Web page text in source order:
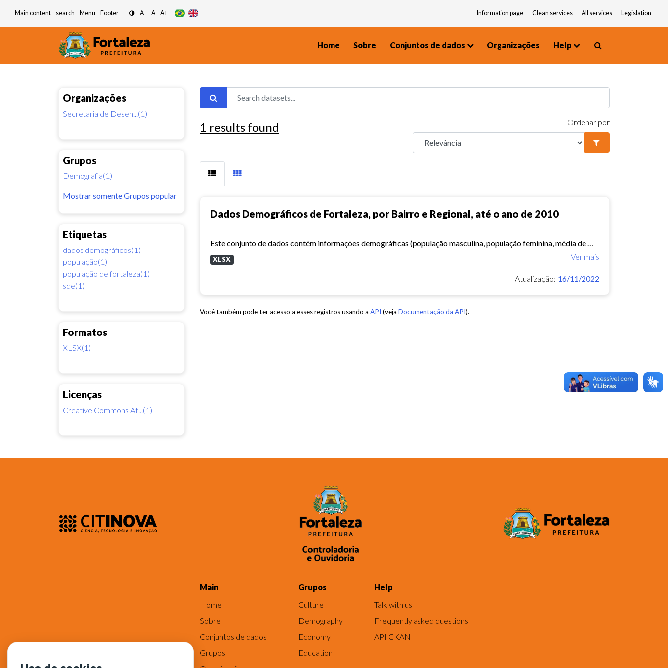
Main content search Menu Footer A- A A+ Information page Clean services All services Legislation
Home Sobre Conjuntos de dados Organizações Help
Organizações
Secretaria de Desen...(1)
Grupos
Demografia(1)
Mostrar somente Grupos popular
Etiquetas
dados demográficos(1)
população(1)
população de fortaleza(1)
sde(1)
Formatos
XLSX(1)
Licenças
Creative Commons At...(1)
1 results found Ordenar por
Dados Demográficos de Fortaleza, por Bairro e Regional, até o ano de 2010
Este conjunto de dados contém informações demográficas (população masculina, população feminina, média de moradores por domicílio, etc) para cada bairro e regional de Fortaleza...
Ver mais
XLSX
Atualização: 16/11/2022
Você também pode ter acesso a esses registros usando a API (veja Documentação da API).
Main
Home
Sobre
Conjuntos de dados
Grupos
Grupos
Culture
Demography
Economy
Education
Help
Talk with us
Frequently asked questions
API CKAN